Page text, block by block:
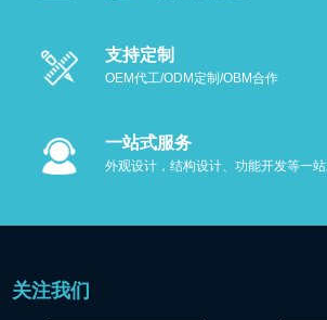
支持定制
OEM代工/ODM定制/OBM合作
一站式服务
外观设计，结构设计、功能开发等一
关注我们